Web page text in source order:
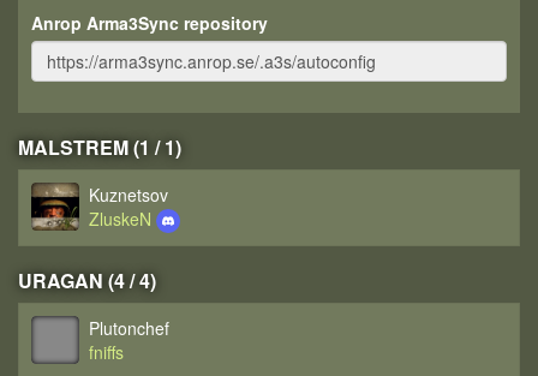
Anrop Arma3Sync repository
MALSTREM (1 / 1)
Kuznetsov
ZluskeN
URAGAN (4 / 4)
Plutonchef
fniffs